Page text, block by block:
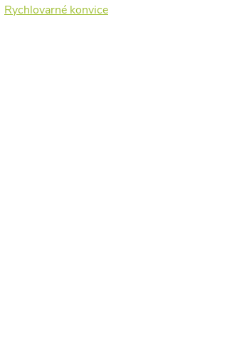
Rychlovarné konvice